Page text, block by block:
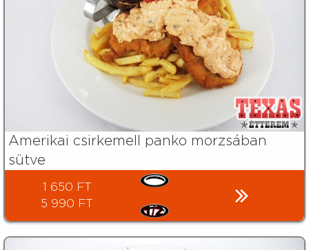
Amerikai csirkemell panko morzsában
sütve
1 650 FT
5 990 FT